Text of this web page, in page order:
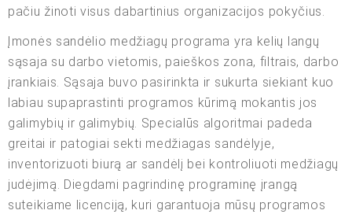
pačiu žinoti visus dabartinius organizacijos pokyčius.
Įmonės sandėlio medžiagų programa yra kelių langų
sąsaja su darbo vietomis, paieškos zona, filtrais, darbo
įrankiais. Sąsaja buvo pasirinkta ir sukurta siekiant kuo
labiau supaprastinti programos kūrimą mokantis jos
galimybių ir galimybių. Specialūs algoritmai padeda
greitai ir patogiai sekti medžiagas sandėlyje,
inventorizuoti biurą ar sandėlį bei kontroliuoti medžiagų
judėjimą. Diegdami pagrindinę programinę įrangą
suteikiame licenciją, kuri garantuoja mūsų programos